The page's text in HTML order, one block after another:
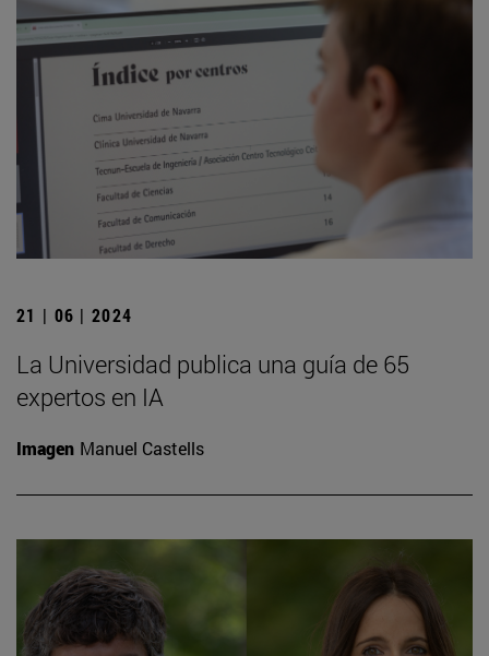
21 | 06 | 2024
La Universidad publica una guía de 65
expertos en IA
Imagen Manuel Castells